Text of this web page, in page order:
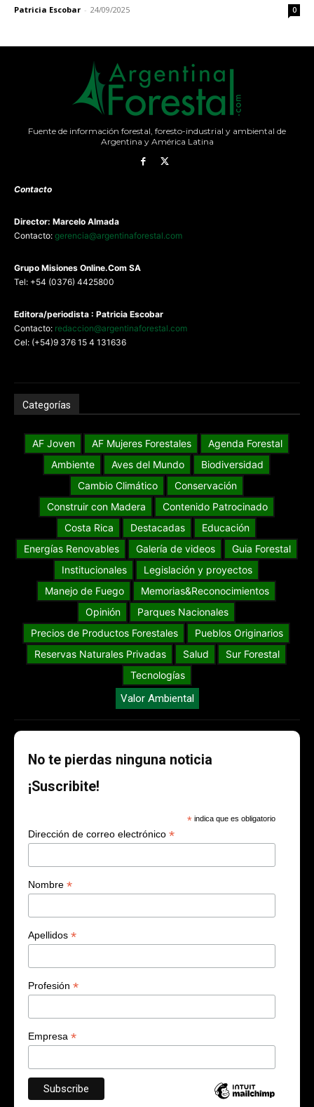
Patricia Escobar - 24/09/2025 0
Fuente de información forestal, foresto-industrial y ambiental de
Argentina y América Latina
Contacto
Director: Marcelo Almada
Contacto: gerencia@argentinaforestal.com
Grupo Misiones Online.Com SA
Tel: +54 (0376) 4425800
Editora/periodista : Patricia Escobar
Contacto: redaccion@argentinaforestal.com
Cel: (+54)9 376 15 4 131636
Categorías
AF Joven AF Mujeres Forestales
Agenda Forestal
Ambiente
Aves del Mundo
Biodiversidad
Cambio Climático
Conservación
Construir con Madera
Contenido Patrocinado
Costa Rica
Destacadas
Educación
Energías Renovables
Galería de videos
Guia Forestal
Institucionales
Legislación y proyectos
Manejo de Fuego
Memorias&Reconocimientos
Opinión
Parques Nacionales
Precios de Productos Forestales
Pueblos Originarios
Reservas Naturales Privadas
Salud
Sur Forestal
Tecnologías
Valor Ambiental
No te pierdas ninguna noticia
¡Suscribite!
* indica que es obligatorio
Dirección de correo electrónico *
Nombre *
Apellidos *
Profesión *
Empresa *